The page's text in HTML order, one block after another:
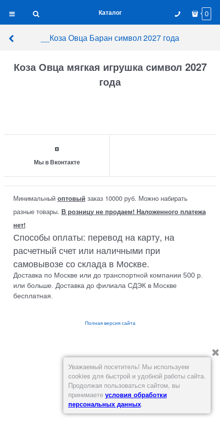
Каталог 0
__Коза Овца Баран символ 2027 года
Коза Овца мягкая игрушка символ 2027
года
Мы в Вконтакте
Минимальный оптовый заказ 10000 руб. Можно набирать
разные товары. В розницу не продаем! Наложенного платежа
нет!
Способы оплаты: перевод на карту, на
расчетный счет или наличными при
самовывозе со склада в Москве.
Доставка по Москве или до транспортной компании 500 р.
или больше. Доставка до филиала СДЭК в Москве
бесплатная.
Полная версия сайта
Уважаемый посетитель! Мы используем
cookies для быстрой и удобной работы сайта.
Продолжая пользоваться сайтом, вы
принимаете условия обработки
персональных данных.